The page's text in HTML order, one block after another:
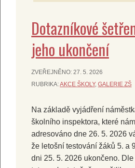
Dotazníkové
jeho ukončení
ZVEŘEJNĚNO: 27. 5. 2026
RUBRIKA:AKCE ŠKOLY, GALERIE ZŠ
Na základě vyjádření
školního inspektora, které
adresováno dne 26. 5. 2026
že letošní testování žáků 5. a
dni 25. 5. 2026 ukončeno. Dle